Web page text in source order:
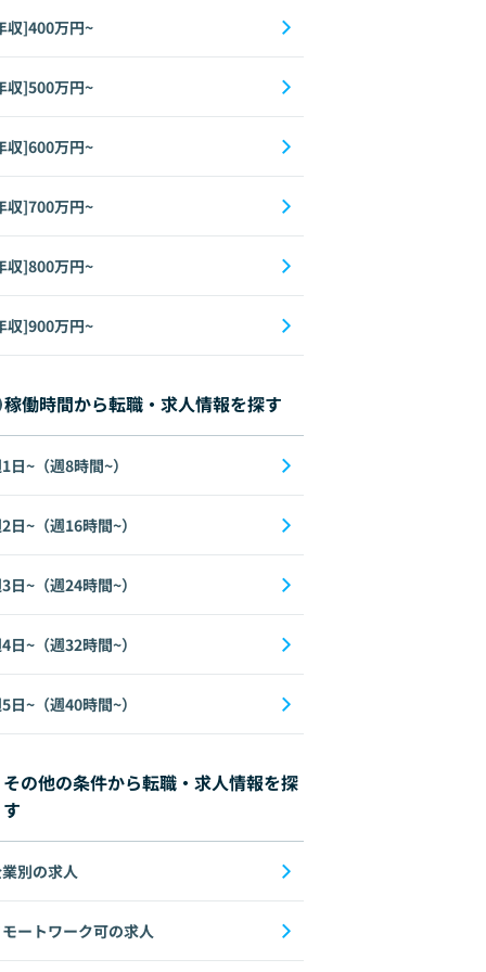
収]400万円~
収]500万円~
収]600万円~
収]700万円~
収]800万円~
収]900万円~
稼働時間から転職・求人情報を探す
日~（週8時間~）
日~（週16時間~）
日~（週24時間~）
日~（週32時間~）
日~（週40時間~）
その他の条件から転職・求人情報を探
す
別の求人
モートワーク可の求人